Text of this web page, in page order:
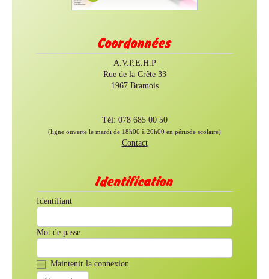
Coordonnées
A.V.P.E.H.P
Rue de la Crête 33
1967 Bramois
Tél: 078 685 00 50
(ligne ouverte le mardi de 18h00 à 20h00 en période scolaire)
Contact
Identification
Identifiant
Mot de passe
Maintenir la connexion